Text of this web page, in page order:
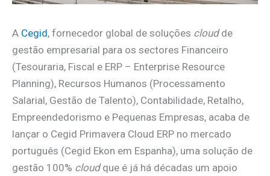
A Cegid, fornecedor global de soluções cloudde
gestão empresarial para os sectores Financeiro
(Tesouraria, Fiscal e ERP – Enterprise Resource
Planning), Recursos Humanos (Processamento
Salarial, Gestão de Talento), Contabilidade, Retalho,
Empreendedorismo e Pequenas Empresas, acaba de
lançar o Cegid Primavera Cloud ERP no mercado
português (Cegid Ekon em Espanha), uma solução de
gestão 100% cloudque é já há décadas um apoio